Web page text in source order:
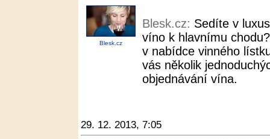
Blesk.cz
Blesk.cz: Sedíte v
víno k hlavnímu
v nabídce vinného
vás několik
objednávání vína.
29. 12. 2013, 7:05